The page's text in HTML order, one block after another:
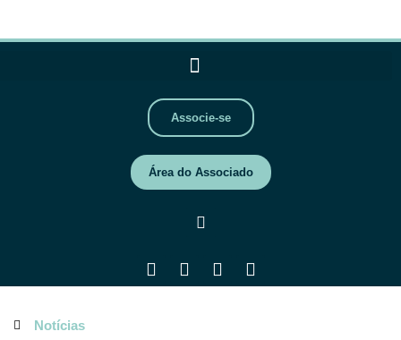
Associe-se
Área do Associado
Notícias